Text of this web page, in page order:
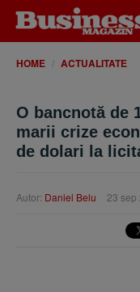
HOME ACTUALITATE
O bancnotă de
marii crize
de dolari la
Autor: Daniel Belu 23 sep